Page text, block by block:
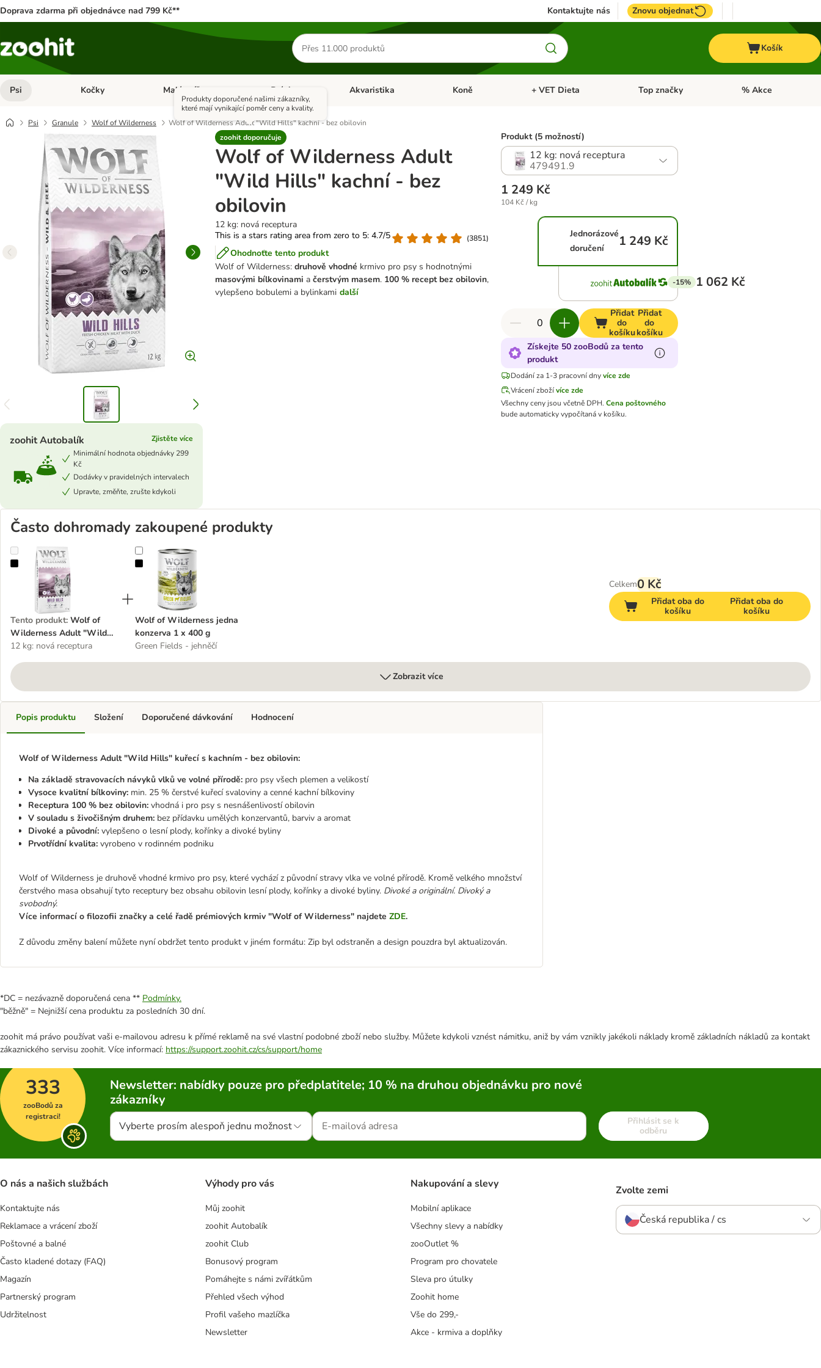
Doprava zdarma při objednávce nad 799 Kč** Kontaktujte nás Znovu objednat
Hledat
produkty
Košík
Psi Otevřít menu: Psi
Kočky Otevřít menu: Kočky
Malá zvířata Otevřít menu: Malá zvířata
Ptáci Otevřít menu: Ptáci
Akvaristika Otevřít menu: Akvaristika
Koně Otevřít menu: Koně
+ VET Dieta Otevřít menu: + VET Dieta
Top značky Otevřít menu: Top
% Akce
Psi Granule Wolf of Wilderness
Wolf of Wilderness Adult "Wild Hills" kachní - bez obilovin
zoohit doporučuje
Produkty doporučené našimi zákazníky,
které mají vynikající poměr ceny a kvality.
Wolf of Wilderness Adult
"Wild Hills" kachní - bez
obilovin
12 kg: nová receptura
This is a stars rating area from zero to 5: 4.7/5
(3851)
Ohodnoťte tento produkt
Wolf of Wilderness: druhově vhodné krmivo pro psy s hodnotnými
masovými bílkovinami a čerstvým masem. 100 % recept bez obilovin,
vylepšeno bobulemi a bylinkami další
zoohit Autobalík
Zjistěte více
Minimální hodnota objednávky 299
Kč
Dodávky v pravidelných intervalech
Upravte, změňte, zrušte kdykoli
Produkt (5 možností)
12 kg: nová receptura
479491.9
1 249 Kč
104 Kč / kg
Jednorázové
doručení
1 249 Kč
-15% 1 062 Kč
Přidat
do
košíku
Přidat
do
košíku
Získejte 50 zooBodů za tento
produkt
Dodání za 1-3 pracovní dny více zde
Vrácení zbožívíce zde
Všechny ceny jsou včetně DPH. Cena poštovného
bude automaticky vypočítaná v košíku.
Často dohromady zakoupené produkty
Wolf of Wilderness Adult "Wild Hills" kachní - bez obilovin
Tento produkt: Wolf of
Wilderness Adult "Wild
Hills" kachní - bez obilovin
12 kg: nová receptura
Wolf of Wilderness jedna konzerva 1 x 400 g
Wolf of Wilderness jedna
konzerva 1 x 400 g
Green Fields - jehněčí
Celkem0 Kč
Přidat oba do
košíku
Přidat oba do
košíku
Zobrazit více
Popis produktu
Wolf of Wilderness Adult "Wild Hills" kuřecí s kachním - bez obilovin:
Na základě stravovacích návyků vlků ve volné přírodě: pro psy všech plemen a velikostí
Vysoce kvalitní bílkoviny: min. 25 % čerstvé kuřecí svaloviny a cenné kachní bílkoviny
Receptura 100 % bez obilovin: vhodná i pro psy s nesnášenlivostí obilovin
V souladu s živočišným druhem: bez přídavku umělých konzervantů, barviv a aromat
Divoké a původní: vylepšeno o lesní plody, kořínky a divoké byliny
Prvotřídní kvalita: vyrobeno v rodinném podniku
Wolf of Wilderness je druhově vhodné krmivo pro psy, které vychází z původní stravy vlka ve volné přírodě. Kromě velkého množství
čerstvého masa obsahují tyto receptury bez obsahu obilovin lesní plody, kořínky a divoké byliny. Divoké a originální. Divoký a
svobodný.
Více informací o filozofii značky a celé řadě prémiových krmiv "Wolf of Wilderness" najdete ZDE.
Z důvodu změny balení můžete nyní obdržet tento produkt v jiném formátu: Zip byl odstraněn a design pouzdra byl aktualizován.
Složení Doporučené dávkování Hodnocení
*DC = nezávazně doporučená cena ** Podmínky.
"běžně" = Nejnižší cena produktu za posledních 30 dní.
zoohit má právo používat vaši e-mailovou adresu k přímé reklamě na své vlastní podobné zboží nebo služby. Můžete kdykoli vznést námitku, aniž by vám vznikly jakékoli náklady kromě základních nákladů za kontakt
zákaznického servisu zoohit. Více informací: https://support.zoohit.cz/cs/support/home
333
zooBodů za
registraci!
Newsletter: nabídky pouze pro předplatitele; 10 % na druhou objednávku pro nové
zákazníky
Vyberte prosím alespoň jednu možnost
Přihlásit se k
odběru
O nás a našich službách
Kontaktujte nás
Reklamace a vrácení zboží
Poštovné a balné
Často kladené dotazy (FAQ)
Magazín
Partnerský program
Udržitelnost
Výhody pro vás
Můj zoohit
zoohit Autobalík
zoohit Club
Bonusový program
Pomáhejte s námi zvířátkům
Přehled všech výhod
Profil vašeho mazlíčka
Newsletter
Nakupování a slevy
Mobilní aplikace
Všechny slevy a nabídky
zooOutlet %
Program pro chovatele
Sleva pro útulky
Zoohit home
Vše do 299,-
Akce - krmiva a doplňky
Zvolte zemi
Česká republika / cs